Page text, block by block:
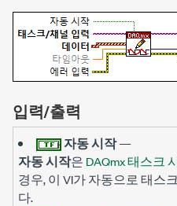
입력/출력
자동 시작—
자동 시작은 DAQmx 태스크
경우, 이 VI가 자동으로 태스
다.